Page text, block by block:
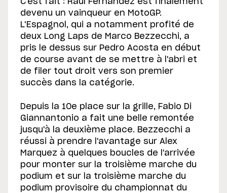
C'est fait : Raul Fernandez est finalement
devenu un vainqueur en MotoGP.
L'Espagnol, qui a notamment profité de
deux Long Laps de Marco Bezzecchi, a
pris le dessus sur Pedro Acosta en début
de course avant de se mettre à l'abri et
de filer tout droit vers son premier
succès dans la catégorie.
Depuis la 10e place sur la grille, Fabio Di
Giannantonio a fait une belle remontée
jusqu'à la deuxième place. Bezzecchi a
réussi à prendre l'avantage sur Alex
Marquez à quelques boucles de l'arrivée
pour monter sur la troisième marche du
podium et sur la troisième marche du
podium provisoire du championnat du